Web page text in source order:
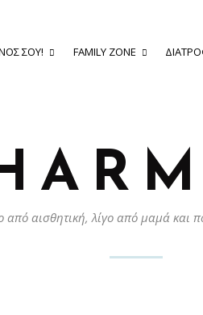
ΣΟΥ! FAMILY ZONE
από αισθητική, λίγο από μαμά και